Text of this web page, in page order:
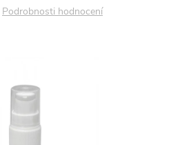
Podrobnosti hodnocení